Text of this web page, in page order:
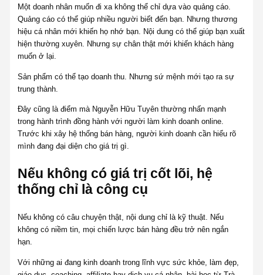
Một doanh nhân muốn đi xa không thể chỉ dựa vào quảng cáo.
Quảng cáo có thể giúp nhiều người biết đến bạn. Nhưng thương
hiệu cá nhân mới khiến họ nhớ bạn. Nội dung có thể giúp bạn xuất
hiện thường xuyên. Nhưng sự chân thật mới khiến khách hàng
muốn ở lại.
Sản phẩm có thể tạo doanh thu. Nhưng sứ mệnh mới tạo ra sự
trung thành.
Đây cũng là điểm mà Nguyễn Hữu Tuyên thường nhấn mạnh
trong hành trình đồng hành với người làm kinh doanh online.
Trước khi xây hệ thống bán hàng, người kinh doanh cần hiểu rõ
mình đang đại diện cho giá trị gì.
Nếu không có giá trị cốt lõi, hệ
thống chỉ là công cụ
Nếu không có câu chuyện thật, nội dung chỉ là kỹ thuật. Nếu
không có niềm tin, mọi chiến lược bán hàng đều trở nên ngắn
hạn.
Với những ai đang kinh doanh trong lĩnh vực sức khỏe, làm đẹp,